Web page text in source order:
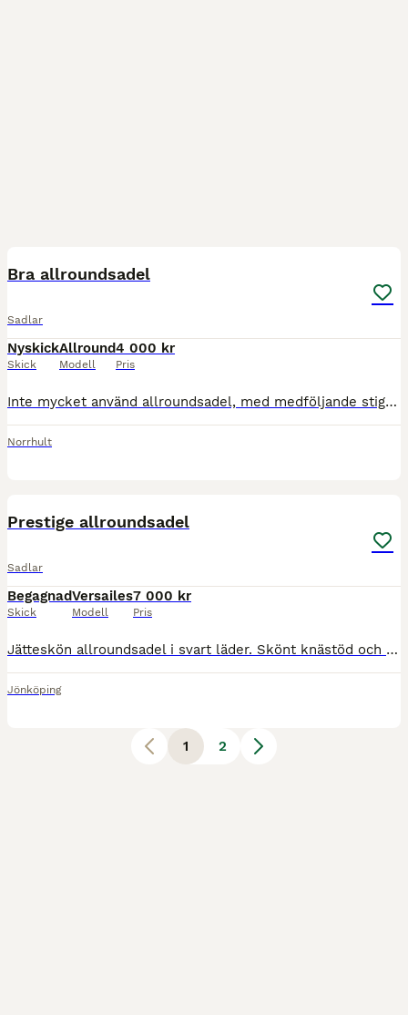
Bra allroundsadel
Sadlar
Nyskick
Skick
Allround
Modell
4 000 kr
Pris
Inte mycket använd allroundsadel, med medföljande stigbyglar/läder, sadelgjord och helt nytt schabrak, passar utmärkt till travare, jag bjuder på frakten vid snabb smidig affär
Norrhult
Prestige allroundsadel
Sadlar
Begagnad
Skick
Versailes
Modell
7 000 kr
Pris
Jätteskön allroundsadel i svart läder. Skönt knästöd och relativt djup sits, utformad för allroundridning. Passar för användning i både vardagsridning och enklare hopp- eller dressyrarbete beroende på
Jönköping
1 2